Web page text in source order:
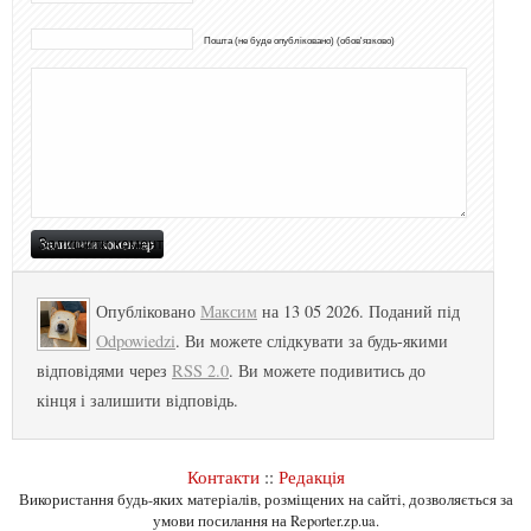
Пошта (не буде опубліковано) (обов'язково)
Опубліковано Максим на 13 05 2026. Поданий під
Odpowiedzi. Ви можете слідкувати за будь-якими
відповідями через RSS 2.0. Ви можете подивитись до
кінця і залишити відповідь.
Контакти:: Редакція
Використання будь-яких матеріалів, розміщених на сайті, дозволяється за
умови посилання на Reporter.zp.ua.